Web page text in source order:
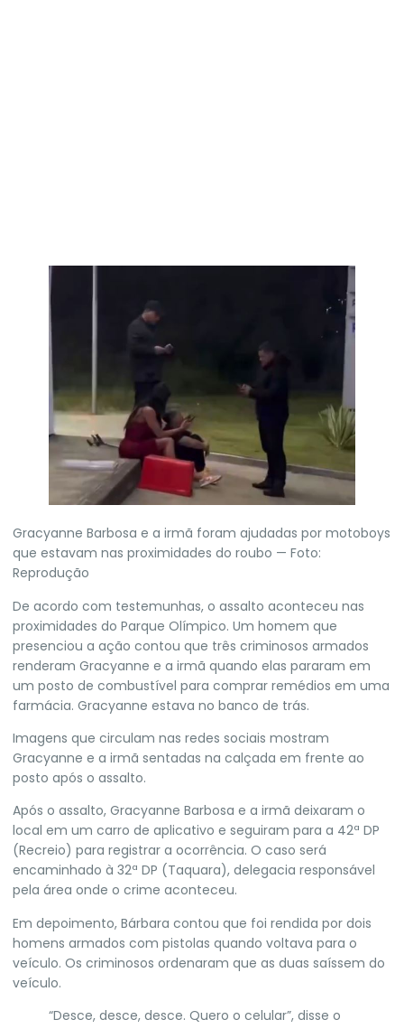
Gracyanne Barbosa e a irmã foram ajudadas por motoboys
que estavam nas proximidades do roubo — Foto:
Reprodução
De acordo com testemunhas, o assalto aconteceu nas
proximidades do Parque Olímpico. Um homem que
presenciou a ação contou que três criminosos armados
renderam Gracyanne e a irmã quando elas pararam em
um posto de combustível para comprar remédios em uma
farmácia. Gracyanne estava no banco de trás.
Imagens que circulam nas redes sociais mostram
Gracyanne e a irmã sentadas na calçada em frente ao
posto após o assalto.
Após o assalto, Gracyanne Barbosa e a irmã deixaram o
local em um carro de aplicativo e seguiram para a 42ª DP
(Recreio) para registrar a ocorrência. O caso será
encaminhado à 32ª DP (Taquara), delegacia responsável
pela área onde o crime aconteceu.
Em depoimento, Bárbara contou que foi rendida por dois
homens armados com pistolas quando voltava para o
veículo. Os criminosos ordenaram que as duas saíssem do
veículo.
“Desce, desce, desce. Quero o celular”, disse o